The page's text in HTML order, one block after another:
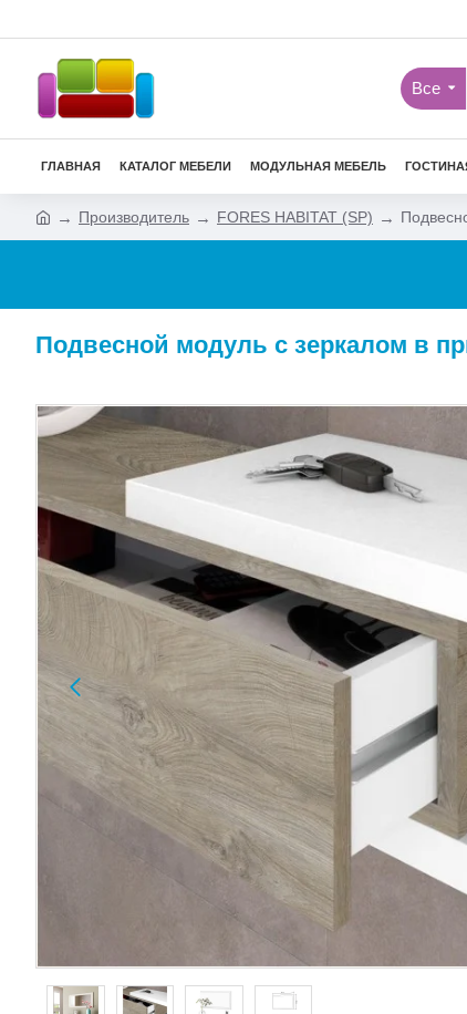
Все
ГЛАВНАЯ КАТАЛОГ МЕБЕЛИ МОДУЛЬНАЯ МЕБЕЛЬ
Производитель FORES HABITAT (SP)
Подвесной модуль с зеркалом в